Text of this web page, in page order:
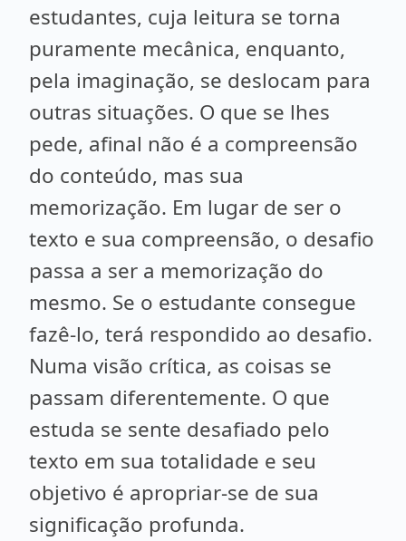
estudantes, cuja leitura se torna
puramente mecânica, enquanto,
pela imaginação, se deslocam para
outras situações. O que se lhes
pede, afinal não é a compreensão
do conteúdo, mas sua
memorização. Em lugar de ser o
texto e sua compreensão, o desafio
passa a ser a memorização do
mesmo. Se o estudante consegue
fazê-lo, terá respondido ao desafio.
Numa visão crítica, as coisas se
passam diferentemente. O que
estuda se sente desafiado pelo
texto em sua totalidade e seu
objetivo é apropriar-se de sua
significação profunda.